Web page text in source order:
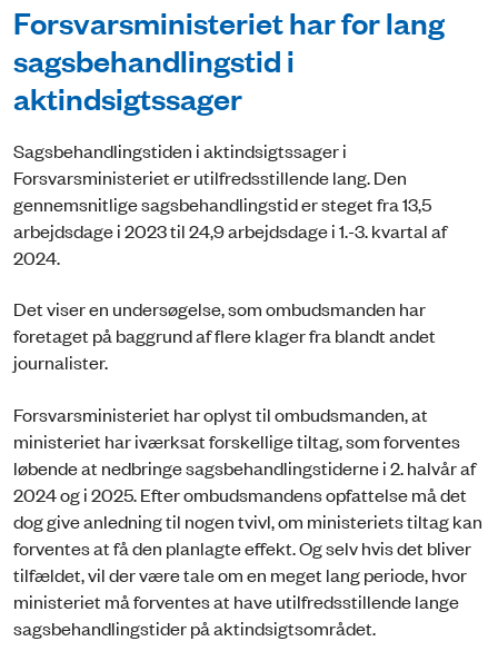
Forsvarsministeriet har for lang
sagsbehandlingstid i
aktindsigtssager
Sagsbehandlingstiden i aktindsigtssager i
Forsvarsministeriet er utilfredsstillende lang. Den
gennemsnitlige sagsbehandlingstid er steget fra 13,5
arbejdsdage i 2023 til 24,9 arbejdsdage i 1.-3. kvartal af
2024.
Det viser en undersøgelse, som ombudsmanden har
foretaget på baggrund af flere klager fra blandt andet
journalister.
Forsvarsministeriet har oplyst til ombudsmanden, at
ministeriet har iværksat forskellige tiltag, som forventes
løbende at nedbringe sagsbehandlingstiderne i 2. halvår af
2024 og i 2025. Efter ombudsmandens opfattelse må det
dog give anledning til nogen tvivl, om ministeriets tiltag kan
forventes at få den planlagte effekt. Og selv hvis det bliver
tilfældet, vil der være tale om en meget lang periode, hvor
ministeriet må forventes at have utilfredsstillende lange
sagsbehandlingstider på aktindsigtsområdet.